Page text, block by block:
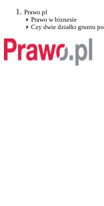
Prawo.pl
Prawo w biznesie
Czy dwie działki gruntu